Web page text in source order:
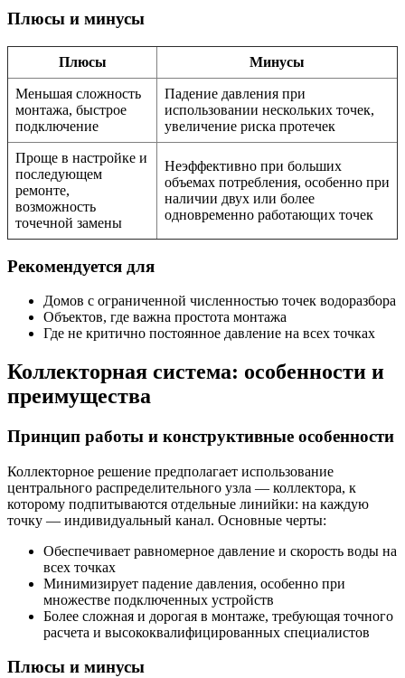
Плюсы и минусы
Плюсы Минусы
Меньшая сложность
монтажа, быстрое
подключение
Падение давления при
использовании нескольких точек,
увеличение риска протечек
Проще в настройке и
последующем
ремонте,
возможность
точечной замены
Неэффективно при больших
объемах потребления, особенно при
наличии двух или более
одновременно работающих точек
Рекомендуется для
Домов с ограниченной численностью точек водоразбора
Объектов, где важна простота монтажа
Где не критично постоянное давление на всех точках
Коллекторная система: особенности и
преимущества
Принцип работы и конструктивные особенности
Коллекторное решение предполагает использование
центрального распределительного узла — коллектора, к
которому подпитываются отдельные линийки: на каждую
точку — индивидуальный канал. Основные черты:
Обеспечивает равномерное давление и скорость воды на
всех точках
Минимизирует падение давления, особенно при
множестве подключенных устройств
Более сложная и дорогая в монтаже, требующая точного
расчета и высококвалифицированных специалистов
Плюсы и минусы